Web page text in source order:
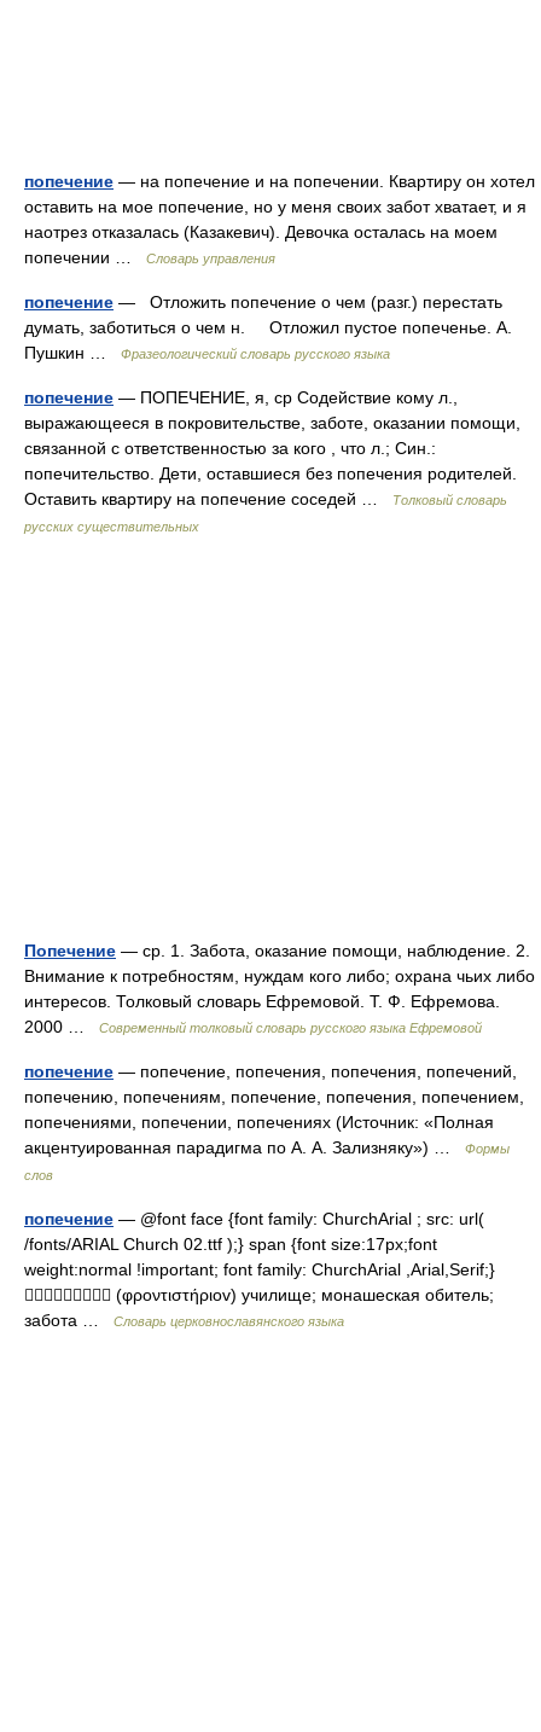
попечение — на попечение и на попечении. Квартиру он хотел
оставить на мое попечение, но у меня своих забот хватает, и я
наотрез отказалась (Казакевич). Девочка осталась на моем
попечении …
Словарь управления
попечение — Отложить попечение о чем (разг.) перестать
думать, заботиться о чем н. Отложил пустое попеченье. А.
Пушкин …
Фразеологический словарь русского языка
попечение — ПОПЕЧЕНИЕ, я, ср Содействие кому л.,
выражающееся в покровительстве, заботе, оказании помощи,
связанной с ответственностью за кого , что л.; Син.:
попечительство. Дети, оставшиеся без попечения родителей.
Оставить квартиру на попечение соседей …
Толковый словарь
русских существительных
Попечение — ср. 1. Забота, оказание помощи, наблюдение. 2.
Внимание к потребностям, нуждам кого либо; охрана чьих либо
интересов. Толковый словарь Ефремовой. Т. Ф. Ефремова.
2000 …
Современный толковый словарь русского языка Ефремовой
попечение — попечение, попечения, попечения, попечений,
попечению, попечениям, попечение, попечения, попечением,
попечениями, попечении, попечениях (Источник: «Полная
акцентуированная парадигма по А. А. Зализняку») …
Формы
слов
попечение — @font face {font family: ChurchArial ; src: url(
/fonts/ARIAL Church 02.ttf );} span {font size:17px;font
weight:normal !important; font family: ChurchArial ,Arial,Serif;}
 (φροντιστήριοv) училище; монашеская обитель;
забота …
Словарь церковнославянского языка